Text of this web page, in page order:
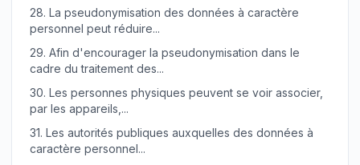
28. La pseudonymisation des données à caractère
personnel peut réduire...
29. Afin d'encourager la pseudonymisation dans le
cadre du traitement des...
30. Les personnes physiques peuvent se voir associer,
par les appareils,...
31. Les autorités publiques auxquelles des données à
caractère personnel...